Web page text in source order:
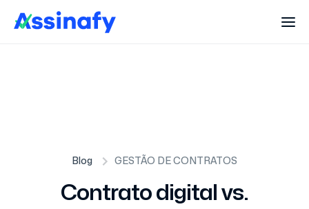
Blog GESTÃO DE CONTRATOS
Contrato digital vs.